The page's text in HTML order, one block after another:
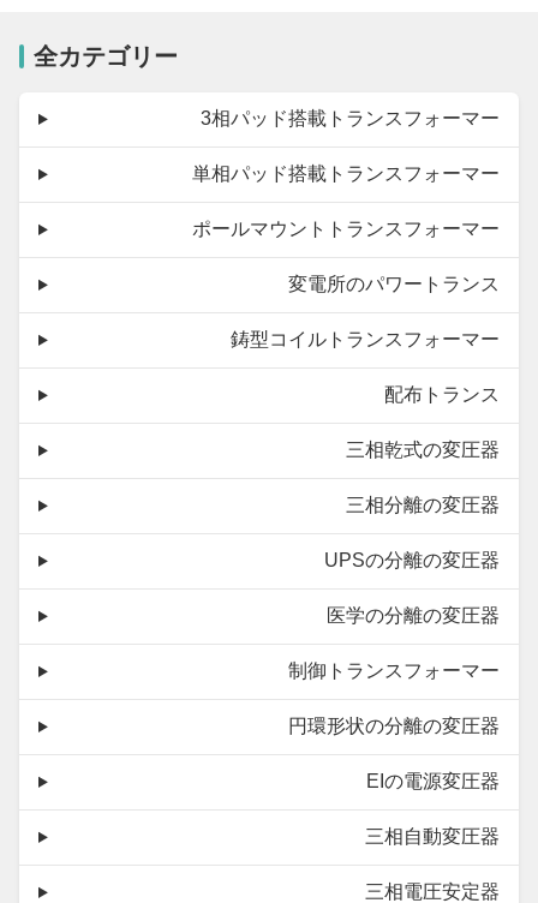
全カテゴリー
3相パッド搭載トランスフォーマー
単相パッド搭載トランスフォーマー
ポールマウントトランスフォーマー
変電所のパワートランス
鋳型コイルトランスフォーマー
配布トランス
三相乾式の変圧器
三相分離の変圧器
UPSの分離の変圧器
医学の分離の変圧器
制御トランスフォーマー
円環形状の分離の変圧器
EIの電源変圧器
三相自動変圧器
三相電圧安定器